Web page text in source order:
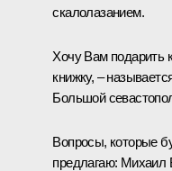
скалолазанием.
Хочу Вам подарить
книжку, –
Большой
Вопросы, которые
предлагаю: Михаил